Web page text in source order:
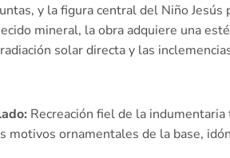
y la figura central del Niño Jesús
mineral, la obra adquiere una
solar directa y las
Recreación fiel de la
motivos ornamentales de la base,